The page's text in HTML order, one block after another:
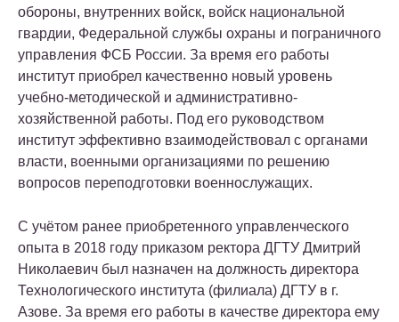
обороны, внутренних войск, войск национальной
гвардии, Федеральной службы охраны и пограничного
управления ФСБ России. За время его работы
институт приобрел качественно новый уровень
учебно-методической и административно-
хозяйственной работы. Под его руководством
институт эффективно взаимодействовал с органами
власти, военными организациями по решению
вопросов переподготовки военнослужащих.
С учётом ранее приобретенного управленческого
опыта в 2018 году приказом ректора ДГТУ Дмитрий
Николаевич был назначен на должность директора
Технологического института (филиала) ДГТУ в г.
Азове. За время его работы в качестве директора ему